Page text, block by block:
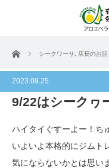
ホーム シークワーサ 店長のお話
2023.09.25
9/22はシークヮ
ハイタイぐすーよー！ち
いよいよ本格的にジムト
気にならないかとは思い